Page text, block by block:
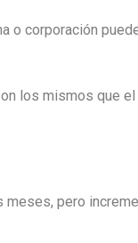
o corporación
los mismos que el
pero